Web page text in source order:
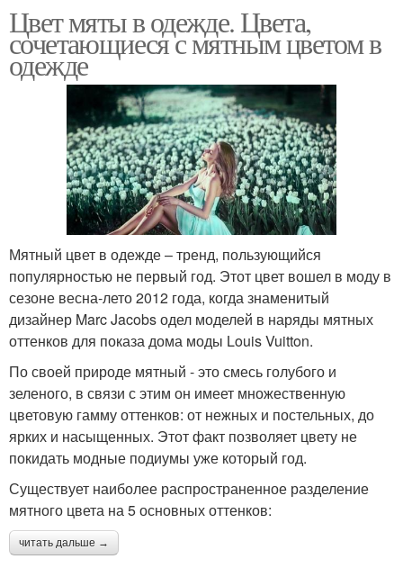
Цвет мяты в одежде. Цвета,
сочетающиеся с мятным цветом в
одежде
Мятный цвет в одежде – тренд, пользующийся
популярностью не первый год. Этот цвет вошел в моду в
сезоне весна-лето 2012 года, когда знаменитый
дизайнер Marc Jacobs одел моделей в наряды мятных
оттенков для показа дома моды Louis Vuitton.
По своей природе мятный - это смесь голубого и
зеленого, в связи с этим он имеет множественную
цветовую гамму оттенков: от нежных и постельных, до
ярких и насыщенных. Этот факт позволяет цвету не
покидать модные подиумы уже который год.
Существует наиболее распространенное разделение
мятного цвета на 5 основных оттенков:
читать дальше →